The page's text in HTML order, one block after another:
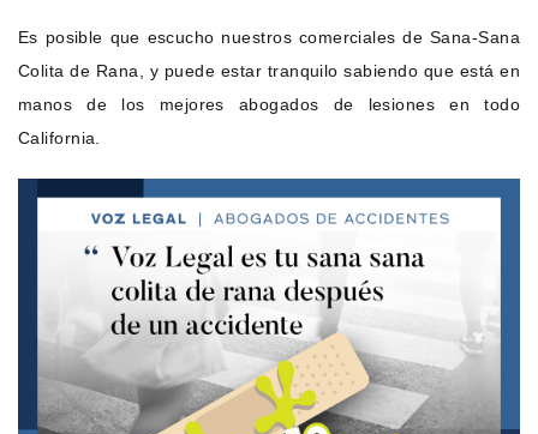
Es posible que escucho nuestros comerciales de Sana-Sana
Colita de Rana, y puede estar tranquilo sabiendo que está en
manos de los mejores abogados de lesiones en todo
California.